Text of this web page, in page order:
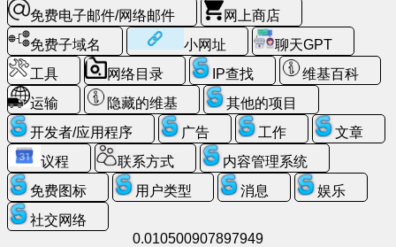
聊
天
GPT
维
基
百
科
联
系
免费电子邮件/网络邮件
网上商店
免费子域名
小网址
聊天GPT
工具
网络目录 IP查找
维基百科
运输
隐藏的维基
其他的项目
开发者/应用程序
广告 工作
文章
议程
联系方式
内容管理系统
免费图标
用户类型 消息
娱乐
社交网络
0.010500907897949